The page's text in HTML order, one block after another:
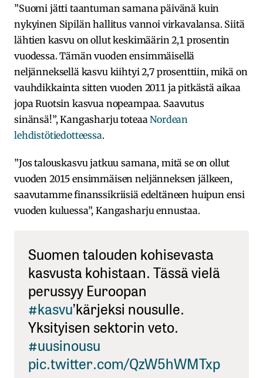
”Suomi jätti taantuman samana päivänä kuin
nykyinen Sipilän hallitus vannoi virkavalansa. Siitä
lähtien kasvu on ollut keskimäärin 2,1 prosentin
vuodessa. Tämän vuoden ensimmäisellä
neljänneksellä kasvu kiihtyi 2,7 prosenttiin, mikä on
vauhdikkainta sitten vuoden 2011 ja pitkästä aikaa
jopa Ruotsin kasvua nopeampaa. Saavutus
sinänsä!”, Kangasharju toteaaNordean
lehdistötiedotteessa.
”Jos talouskasvu jatkuu samana, mitä se on ollut
vuoden 2015 ensimmäisen neljänneksen jälkeen,
saavutamme finanssikriisiä edeltäneen huipun ensi
vuoden kuluessa”, Kangasharju ennustaa.
Suomen talouden kohisevasta
kasvusta kohistaan. Tässä vielä
perussyy Euroopan
#kasvu’kärjeksi nousulle.
Yksityisen sektorin veto.
#uusinousu
pic.twitter.com/QzW5hWMTxp